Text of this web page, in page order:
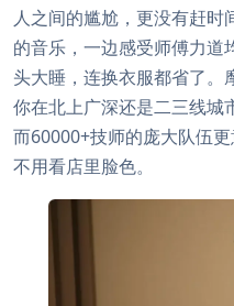
人之间的尴尬，更没有赶时
的音乐，一边感受师傅力道
头大睡，连换衣服都省了。
你在北上广深还是二三线城
而60000+技师的庞大队伍
不用看店里脸色。